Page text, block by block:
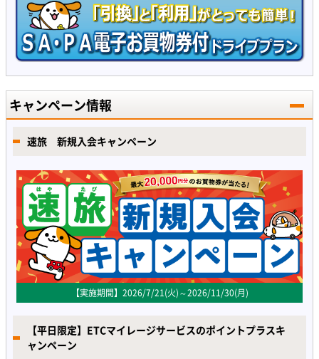
キャンペーン情報
速旅 新規入会キャンペーン
【実施期間】2026/7/21(火)～2026/11/30(月)
【平日限定】ETCマイレージサービスのポイントプラスキ
ャンペーン